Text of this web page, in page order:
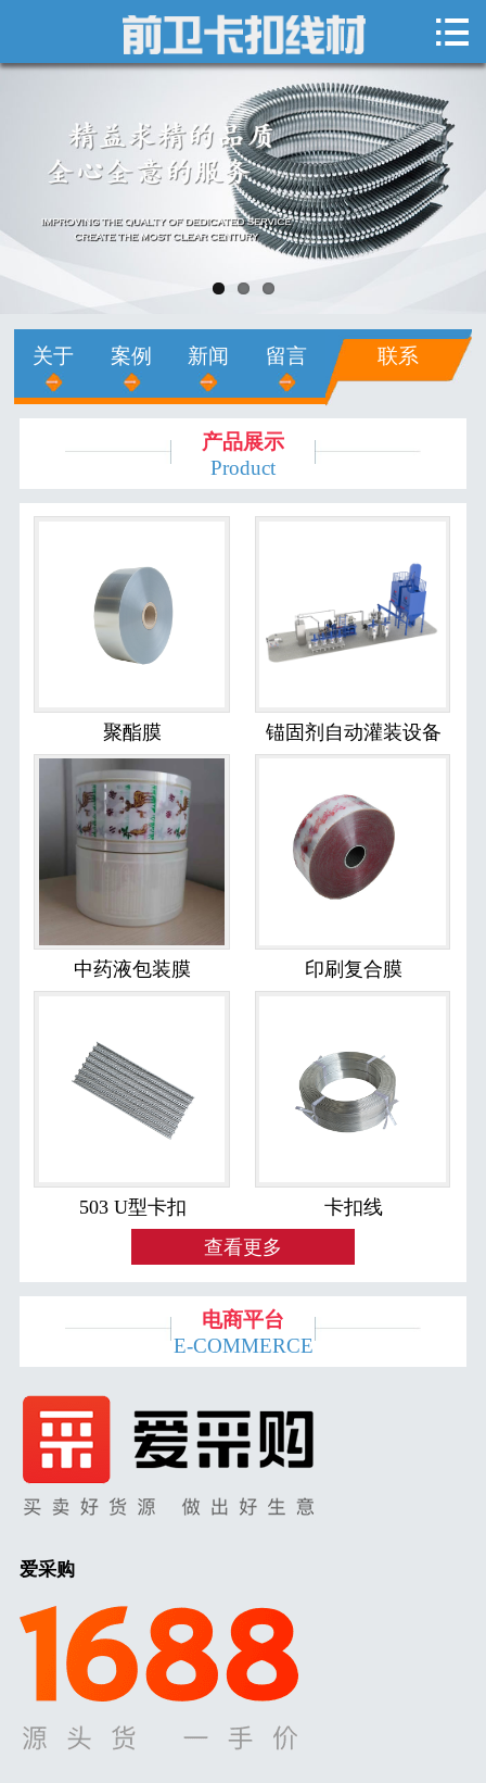
 网站首页
关于我们
新闻中心
产品展示
销售网络
在线留言
联系我们

关于 案例 新闻 留言 联系
产品展示
Product
聚酯膜 锚固剂自动灌装设备
中药液包装膜 印刷复合膜
503 U型卡扣
卡扣线
查看更多
电商平台
E-COMMERCE
爱采购